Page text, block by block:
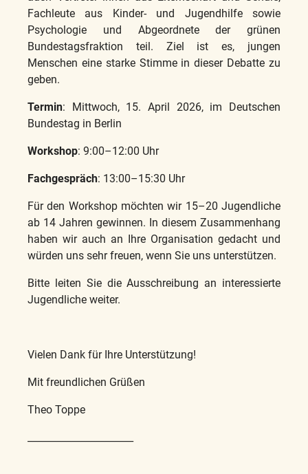
Fachleute aus Kinder- und Jugendhilfe sowie
Psychologie und Abgeordnete der grünen
Bundestagsfraktion teil. Ziel ist es, jungen
Menschen eine starke Stimme in dieser Debatte zu
geben.
Termin: Mittwoch, 15. April 2026, im Deutschen
Bundestag in Berlin
Workshop: 9:00–12:00 Uhr
Fachgespräch: 13:00–15:30 Uhr
Für den Workshop möchten wir 15–20 Jugendliche
ab 14 Jahren gewinnen. In diesem Zusammenhang
haben wir auch an Ihre Organisation gedacht und
würden uns sehr freuen, wenn Sie uns unterstützen.
Bitte leiten Sie die Ausschreibung an interessierte
Jugendliche weiter.
Vielen Dank für Ihre Unterstützung!
Mit freundlichen Grüßen
Theo Toppe